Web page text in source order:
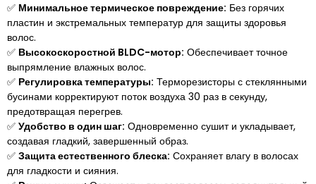
✅ Минимальное термическое повреждение: Без горячих
пластин и экстремальных температур для защиты здоровья
волос.
✅ Высокоскоростной BLDC-мотор: Обеспечивает точное
выпрямление влажных волос.
✅ Регулировка температуры: Терморезисторы с стеклянными
бусинами корректируют поток воздуха 30 раз в секунду,
предотвращая перегрев.
✅ Удобство в один шаг: Одновременно сушит и укладывает,
создавая гладкий, завершенный образ.
✅ Защита естественного блеска: Сохраняет влагу в волосах
для гладкости и сияния.